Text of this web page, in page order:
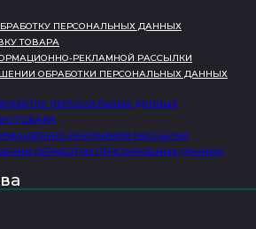
ПЕРСОНАЛЬНЫХ ДАННЫХ
ТОВАРА
РЕКЛАМНОЙ РАССЫЛКИ
ОБРАБОТКИ ПЕРСОНАЛЬНЫХ ДАННЫХ
ПЕРСОНАЛЬНЫХ ДАННЫХ
ТОВАРА
РЕКЛАМНОЙ РАССЫЛКИ
ОБРАБОТКИ ПЕРСОНАЛЬНЫХ ДАННЫХ